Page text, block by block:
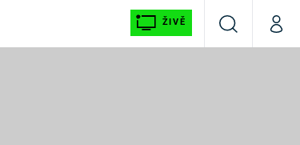
ŽIVĚ
VyhledáváníMůj